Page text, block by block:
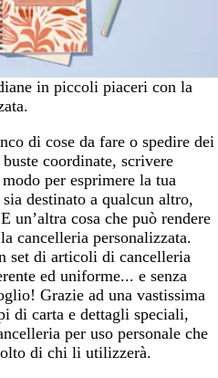
in piccoli piaceri con la
di cose da fare o spedire dei
coordinate, scrivere
per esprimere la tua
destinato a qualcun altro,
un’altra cosa che può rendere
cancelleria personalizzata.
set di articoli di cancelleria
ed uniforme... e senza
Grazie ad una vastissima
di carta e dettagli speciali,
per uso personale che
di chi li utilizzerà.